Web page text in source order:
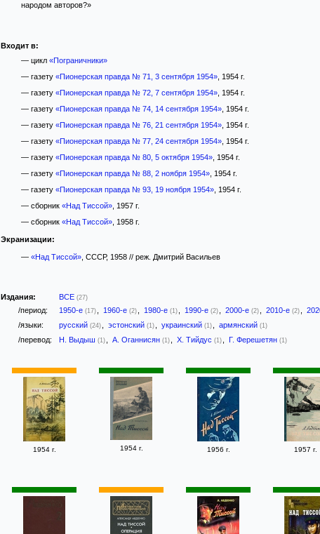
народом авторов?»
Входит в:
— цикл «Пограничники»
— газету «Пионерская правда № 71, 3 сентября 1954», 1954 г.
— газету «Пионерская правда № 72, 7 сентября 1954», 1954 г.
— газету «Пионерская правда № 74, 14 сентября 1954», 1954 г.
— газету «Пионерская правда № 76, 21 сентября 1954», 1954 г.
— газету «Пионерская правда № 77, 24 сентября 1954», 1954 г.
— газету «Пионерская правда № 80, 5 октября 1954», 1954 г.
— газету «Пионерская правда № 88, 2 ноября 1954», 1954 г.
— газету «Пионерская правда № 93, 19 ноября 1954», 1954 г.
— сборник «Над Тиссой», 1957 г.
— сборник «Над Тиссой», 1958 г.
Экранизации:
— «Над Тиссой», СССР, 1958 // реж. Дмитрий Васильев
Издания: ВСЕ (27)
/период: 1950-е (17) 1960-е (2) 1980-е (1) 1990-е (2) 2000-е (2) 2010-е (2)
/языки: русский (24) эстонский (1) украинский (1) армянский (1)
/перевод: Н. Выдыш (1) А. Оганнисян (1) Х. Тийдус (1) Г. Ферешетян (1)
1954 г. 1954 г. 1956 г. 1957 г.